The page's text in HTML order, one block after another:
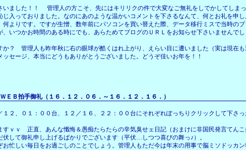
ました！！ 管理人の方こそ、先にはキリリクの件で大変なご無礼をしでかしてしま
入っておりました。なのにあのような温かいコメントを下さるなんて、何とお礼を申
よりです。ですが生憎、数年前にパソコンを買い替えた際、データ移行ミスで当時
、いつかお時間のある時にでも、あらためてブログのＵＲＬをお知らせ下さいません
？ 管理人も昨年秋に右の眼球が酷くはれ上がり、えらい目に遭いました（実は現在
セージ、本当にどうもありがとうございました。どうぞ佳いお年を！！
御礼（１６．１２．０６．～１６．１２．１６．）
１２、０１：００台、１２／１６、２２：００台にそれぞれぽっちりクリックして下さっ
ｖｖ 正直、あんな懺悔＆愚痴たらたらの辛気臭せェ日記（おまけに非国民発言てん
して御礼申し上げるばかりでございます（平伏…しつつ喜びの舞っ♪）。
忙しい毎日をお過ごしのことでしょう。管理人もただ今は年末の用事で脳ミソドッカ